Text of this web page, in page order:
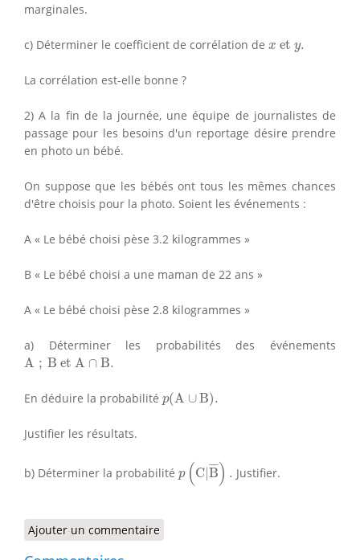
marginales.
c) Déterminer le coefficient de corrélation de x et y.
x ety
La corrélation est-elle bonne ?
2) A la fin de la journée, une équipe de journalistes de
passage pour les besoins d'un reportage désire prendre
en photo un bébé.
On suppose que les bébés ont tous les mêmes chances
d'être choisis pour la photo. Soient les événements :
A « Le bébé choisi pèse 3.2 kilogrammes »
B « Le bébé choisi a une maman de 22 ans »
A « Le bébé choisi pèse 2.8 kilogrammes »
a) Déterminer les probabilités des événements
A ; B et A ∩ B.
A B et A ∩ B.
En déduire la probabilité p(A ∪B).
p( A ∪ B).
Justifier les résultats.
b) Déterminer la probabilité p (C|¯¯¯¯
B) .
C B¯
Justifier.
Ajouter un commentaire